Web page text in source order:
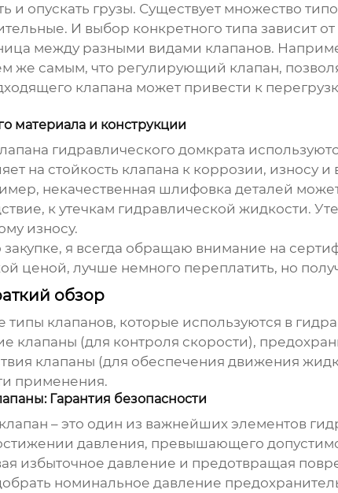
и опускать грузы. Существует множество
И выбор конкретного типа зависит
между разными видами клапанов.
же самым, что регулирующий клапан,
клапана может привести к
материала и конструкции
гидравлического домкрата
на стойкость клапана к коррозии, износу
некачественная шлифовка деталей
к утечкам гидравлической жидкости.
износу.
я всегда обращаю внимание на
ценой, лучше немного переплатить, но
обзор
клапанов, которые используются в
клапаны (для контроля скорости),
клапаны (для обеспечения движения
применения.
Гарантия безопасности
– это один из важнейших элементов
давления, превышающего
избыточное давление и предотвращая
номинальное давление